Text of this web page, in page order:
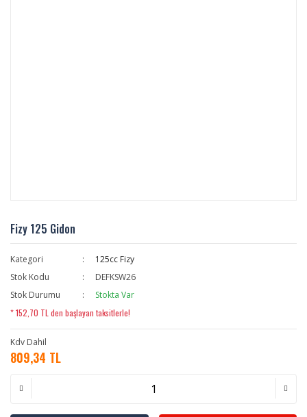
Fizy 125 Gidon
Kategori
125cc Fizy
Stok Kodu
DEFKSW26
Stok Durumu
Stokta Var
* 152,70 TL den başlayan taksitlerle!
Kdv Dahil
809,34 TL